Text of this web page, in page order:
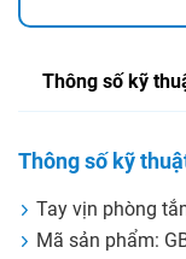
Thông số kỹ
Thông số kỹ
Tay vịn phòng
Mã sản phẩm: